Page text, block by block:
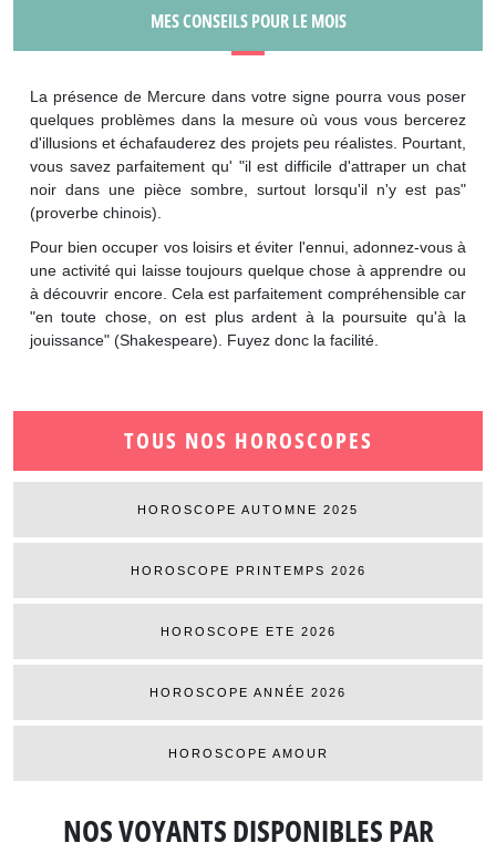
TOUS NOS HOROSCOPES
HOROSCOPE AUTOMNE 2025
HOROSCOPE PRINTEMPS 2026
HOROSCOPE ETE 2026
HOROSCOPE ANNÉE 2026
HOROSCOPE AMOUR
MES CONSEILS POUR LE MOIS
La présence de Mercure dans votre signe pourra vous poser
quelques problèmes dans la mesure où vous vous bercerez
d'illusions et échafauderez des projets peu réalistes. Pourtant,
vous savez parfaitement qu' "il est difficile d'attraper un chat
noir dans une pièce sombre, surtout lorsqu'il n'y est pas"
(proverbe chinois).
Pour bien occuper vos loisirs et éviter l'ennui, adonnez-vous à
une activité qui laisse toujours quelque chose à apprendre ou
à découvrir encore. Cela est parfaitement compréhensible car
"en toute chose, on est plus ardent à la poursuite qu'à la
jouissance" (Shakespeare). Fuyez donc la facilité.
NOS VOYANTS DISPONIBLESPAR